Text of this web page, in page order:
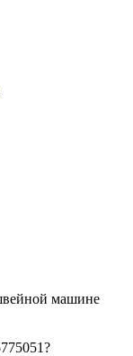
машине